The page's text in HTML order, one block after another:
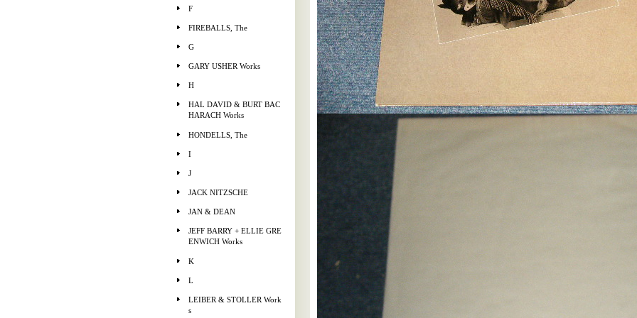
F
FIREBALLS, The
G
GARY USHER Works
H
HAL DAVID & BURT BAC
HARACH Works
HONDELLS, The
I
J
JACK NITZSCHE
JAN & DEAN
JEFF BARRY + ELLIE GRE
ENWICH Works
K
L
LEIBER & STOLLER Work
s